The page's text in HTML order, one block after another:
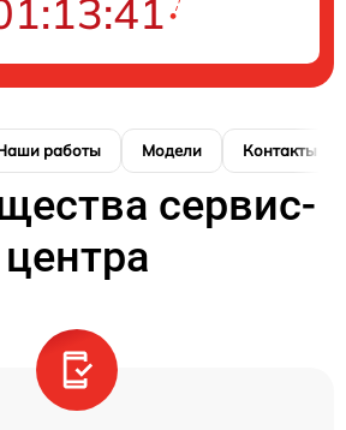
работы Модели Контакты
сервис-
центра